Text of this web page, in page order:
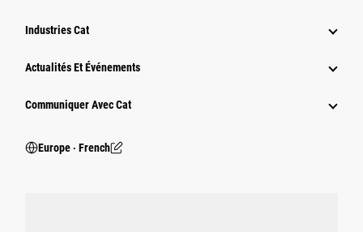
Industries Cat
Actualités Et Événements
Communiquer Avec Cat
Europe ‧ French